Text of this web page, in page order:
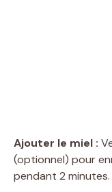
Ajouter le miel :
(optionnel) pour
pendant 2 minutes.